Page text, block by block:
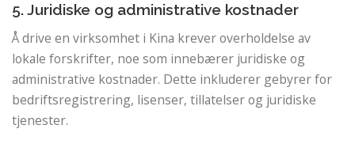
5. Juridiske og administrative kostnader
Å drive en virksomhet i Kina krever overholdelse av
lokale forskrifter, noe som innebærer juridiske og
administrative kostnader. Dette inkluderer gebyrer for
bedriftsregistrering, lisenser, tillatelser og juridiske
tjenester.